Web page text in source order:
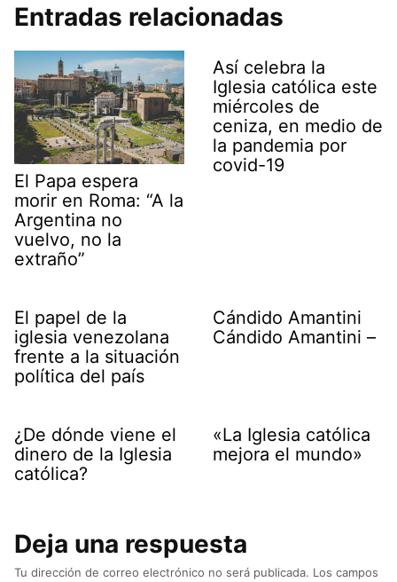
Entradas relacionadas
El Papa espera
morir en Roma: “A la
Argentina no
vuelvo, no la
extraño”
Así celebra la
Iglesia católica este
miércoles de
ceniza, en medio de
la pandemia por
covid-19
El papel de la
iglesia venezolana
frente a la situación
política del país
Cándido Amantini
Cándido Amantini –
¿De dónde viene el
dinero de la Iglesia
católica?
«La Iglesia católica
mejora el mundo»
Deja una respuesta
Tu dirección de correo electrónico no será publicada. Los campos